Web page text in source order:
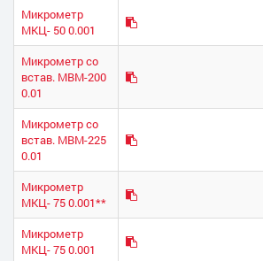
Микрометр
МКЦ- 50 0.001
Микрометр со
встав. МВМ-200
0.01
Микрометр со
встав. МВМ-225
0.01
Микрометр
МКЦ- 75 0.001**
Микрометр
МКЦ- 75 0.001